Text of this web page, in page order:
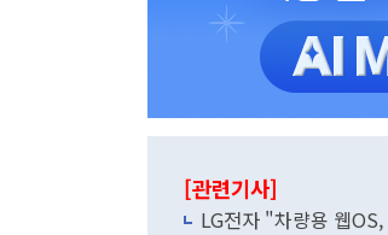
[관련기사]
LG전자 "차량용 웹